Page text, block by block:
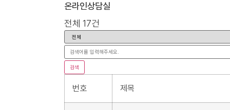
온라인상담실
전체 17건
검색
번호 제목